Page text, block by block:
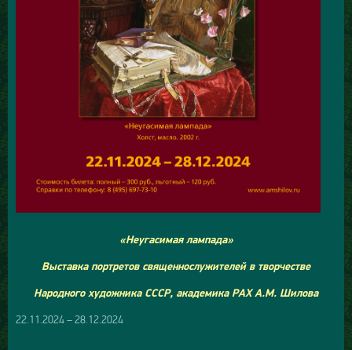
«Неугасимая лампада»
Выставка портретов священнослужителей в творчестве
Народного художника СССР, академика РАХ А.М. Шилова
22.11.2024 – 28.12.2024